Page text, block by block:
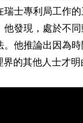
士專利局工作
發現，處於不
他推論出因為
的其他人士才明